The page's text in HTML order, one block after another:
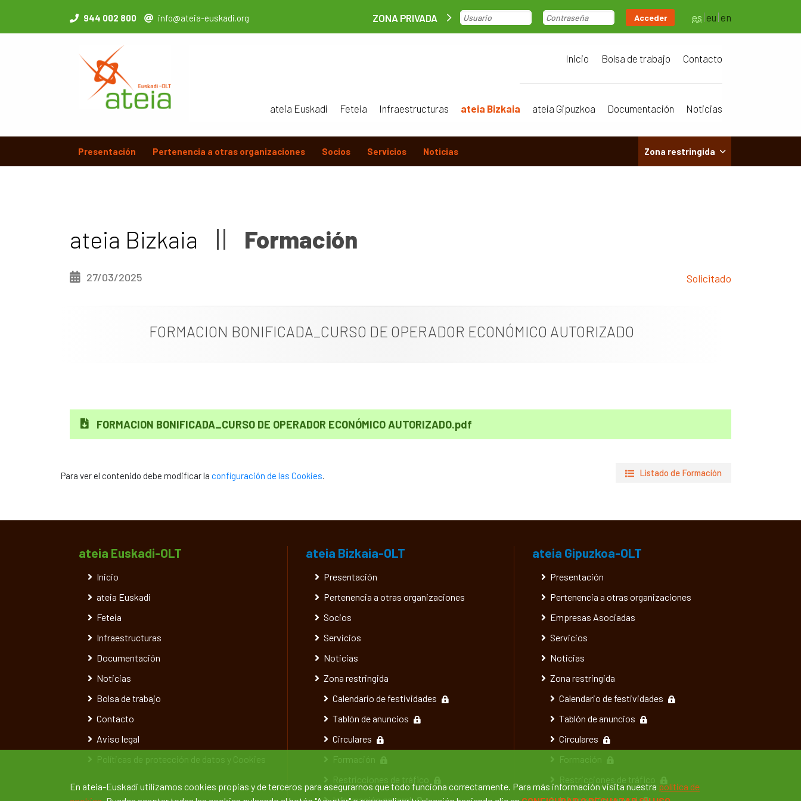
944 002 800 info@ateia-euskadi.org ZONA PRIVADA Acceder es eu en
Inicio Bolsa de trabajo Contacto
ateia Euskadi Feteia Infraestructuras ateia Bizkaia ateia Gipuzkoa Documentación Noticias
Presentación Pertenencia a otras organizaciones Socios Servicios Noticias Zona restringida
ateia Bizkaia Formación
27/03/2025 Solicitado
FORMACION BONIFICADA_CURSO DE OPERADOR ECONÓMICO AUTORIZADO
FORMACION BONIFICADA_CURSO DE OPERADOR ECONÓMICO AUTORIZADO.pdf
Para ver el contenido debe modificar la configuración de las Cookies. Listado de Formación
ateia Euskadi-OLT
Inicio
ateia Euskadi
Feteia
Infraestructuras
Documentación
Noticias
Bolsa de trabajo
Contacto
Aviso legal
Políticas de protección de datos y Cookies
ateia Bizkaia-OLT
Presentación
Pertenencia a otras organizaciones
Socios
Servicios
Noticias
Zona restringida
Calendario de festividades
Tablón de anuncios
Circulares
Formación
Restricciones de tráfico
ateia Gipuzkoa-OLT
Presentación
Pertenencia a otras organizaciones
Empresas Asociadas
Servicios
Noticias
Zona restringida
Calendario de festividades
Tablón de anuncios
Circulares
Formación
Restricciones de tráfico
En ateia-Euskadi utilizamos cookies propias y de terceros para asegurarnos que todo funciona correctamente. Para más información visita nuestra política de